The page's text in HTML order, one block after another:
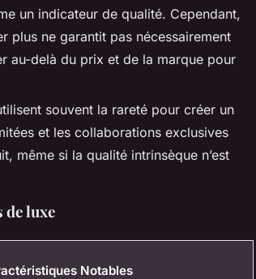
un indicateur de qualité. Cependant,
plus ne garantit pas nécessairement
au-delà du prix et de la marque pour
souvent la rareté pour créer un
et les collaborations exclusives
même si la qualité intrinsèque n’est
de luxe
Notables